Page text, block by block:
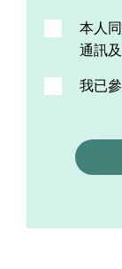
協提
／或
下資
電郵
護人
士：記
本人
通訊
我已